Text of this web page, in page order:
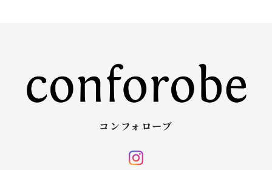
コンフォローブ